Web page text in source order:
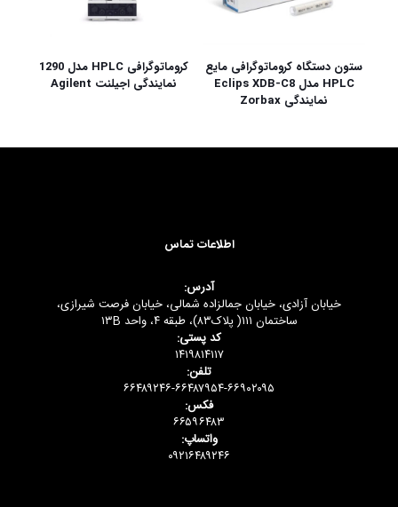
ستون دستگاه کروماتوگرافی مایع
HPLC مدل Eclips XDB-C8
نمایندگی Zorbax
کروماتوگرافی HPLC مدل 1290
نمایندگی اجیلنت Agilent
اطلاعات تماس
آدرس:
خیابان آزادی، خیابان جمالزاده شمالی، خیابان فرصت شیرازی،
ساختمان ۱۱۱( پلاک۸۳)، طبقه ۴، واحد ۱۳B
کد پستی:
۱۴۱۹۸۱۴۱۱۷
تلفن:
۶۶۴۸۹۲۴۶-۶۶۴۸۷۹۵۴-۶۶۹۰۲۰۹۵
فکس:
۶۶۵۹۶۴۸۳
واتساپ:
۰۹۲۱۶۴۸۹۲۴۶